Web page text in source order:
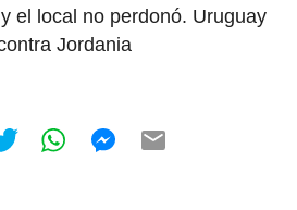
el local no perdonó. Uruguay
Jordania